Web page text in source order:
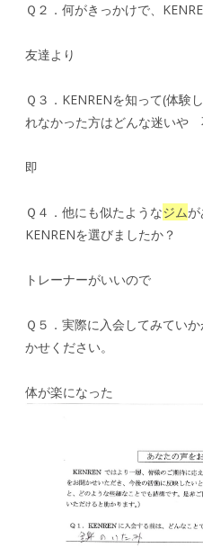
Ｑ２．何がきっかけで、
友達より
Ｑ３．KENRENを知って(体験
れなかった方はどんな迷いや
即
Ｑ４．他にも似たようなジム
KENRENを選びましたか？
トレーナーがいいので
Ｑ５．実際に入会してみてい
かせください。
体が楽になった